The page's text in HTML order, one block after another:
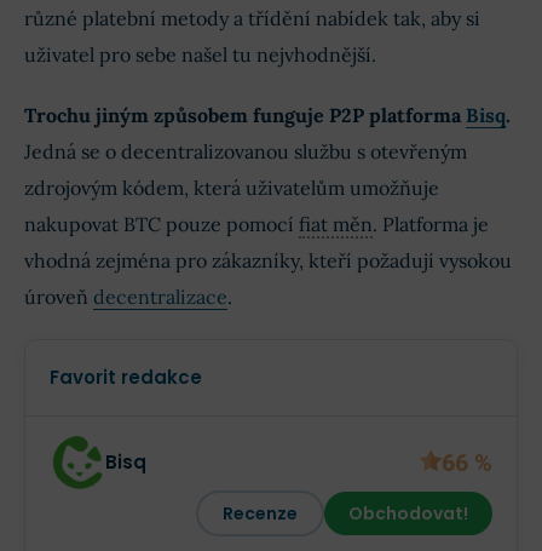
různé platební metody a třídění nabídek tak, aby si
uživatel pro sebe našel tu nejvhodnější.
Trochu jiným způsobem funguje P2P platforma Bisq.
Jedná se o decentralizovanou službu s otevřeným
zdrojovým kódem, která uživatelům umožňuje
nakupovat BTC pouze pomocí fiat měn. Platforma je
vhodná zejména pro zákazníky, kteří požadují vysokou
úroveň decentralizace.
Favorit redakce
Bisq 66 %
Recenze Obchodovat!